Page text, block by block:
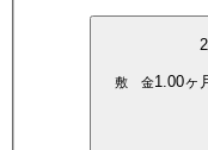
2
敷 金1.00ヶ